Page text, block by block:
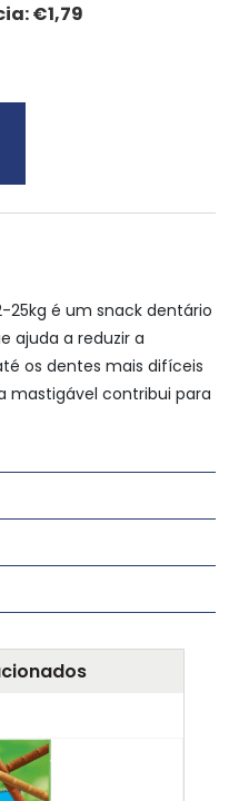
€1,79
25kg é um snack dentário
ajuda a reduzir a
os dentes mais difíceis
mastigável contribui para